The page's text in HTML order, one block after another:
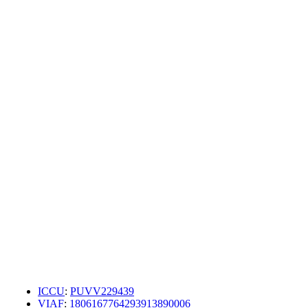
ICCU: PUVV229439
VIAF: 1806167764293913890006